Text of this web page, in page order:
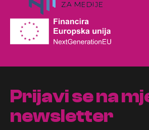
Prijavi se na
newsletter